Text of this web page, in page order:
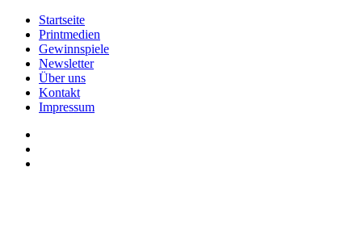
Startseite
Printmedien
Gewinnspiele
Newsletter
Über uns
Kontakt
Impressum